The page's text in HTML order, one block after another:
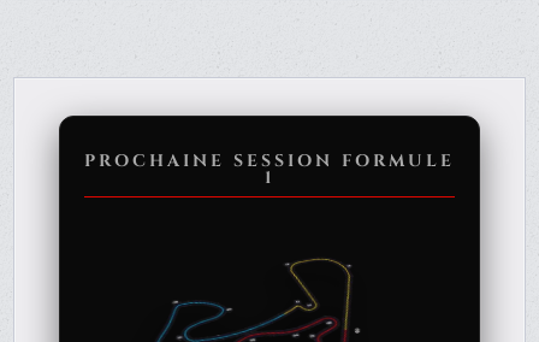
PROCHAINE SESSION FORMULE
1